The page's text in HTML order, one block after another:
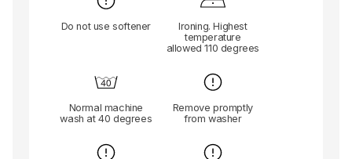
Do not use softener
Ironing. Highest
temperature
allowed 110 degrees
Normal machine
wash at 40 degrees
Remove promptly
from washer